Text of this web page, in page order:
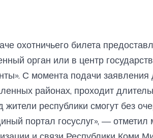
охотничьего билета
орган или в центр
С момента подачи
районах, проходит
республики смогут без
портал госуслуг», — отметил